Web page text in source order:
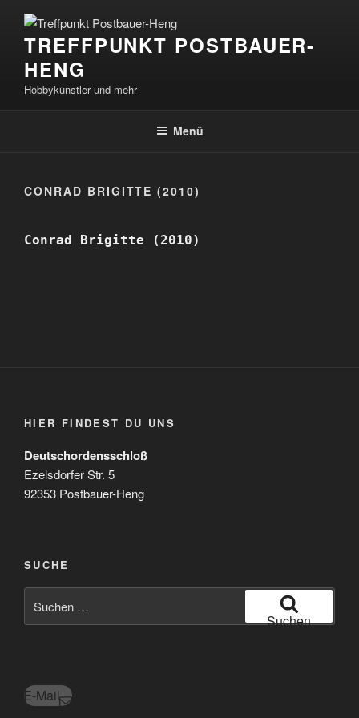
Inhalt
springenTREFFPUNKT POSTBAUER-
HENG
Hobbykünstler und mehr
Menü
CONRAD BRIGITTE (2010)
Conrad Brigitte (2010)
HIER FINDEST DU UNS
Deutschordensschloß
Ezelsdorfer Str. 5
92353 Postbauer-Heng
SUCHE
nach:
Suchen
E-Mail